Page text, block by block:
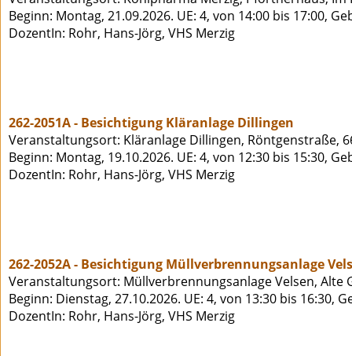
Beginn: Montag, 21.09.2026. UE: 4, von 14:00 bis 17:00,
DozentIn: Rohr, Hans-Jörg, VHS Merzig
262-2051A - Besichtigung Kläranlage Dillingen
Veranstaltungsort: Kläranlage Dillingen, Röntgenstraße,
Beginn: Montag, 19.10.2026. UE: 4, von 12:30 bis 15:30,
DozentIn: Rohr, Hans-Jörg, VHS Merzig
262-2052A - Besichtigung Müllverbrennungsanlage
Veranstaltungsort: Müllverbrennungsanlage Velsen, Alte
Beginn: Dienstag, 27.10.2026. UE: 4, von 13:30 bis 16:30,
DozentIn: Rohr, Hans-Jörg, VHS Merzig